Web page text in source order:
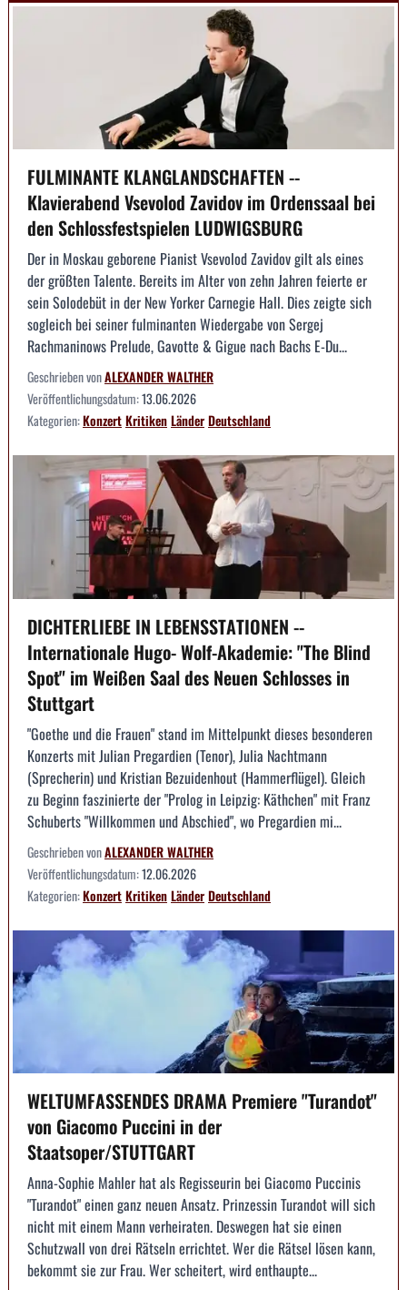
FULMINANTE KLANGLANDSCHAFTEN --
Klavierabend Vsevolod Zavidov im Ordenssaal bei
den Schlossfestspielen LUDWIGSBURG
Der in Moskau geborene Pianist Vsevolod Zavidov gilt als eines
der größten Talente. Bereits im Alter von zehn Jahren feierte er
sein Solodebüt in der New Yorker Carnegie Hall. Dies zeigte sich
sogleich bei seiner fulminanten Wiedergabe von Sergej
Rachmaninows Prelude, Gavotte & Gigue nach Bachs E-Du...
Geschrieben vonALEXANDER WALTHER
Veröffentlichungsdatum:13.06.2026
Kategorien:KonzertKritikenLänderDeutschland
DICHTERLIEBE IN LEBENSSTATIONEN --
Internationale Hugo- Wolf-Akademie: "The Blind
Spot" im Weißen Saal des Neuen Schlosses in
Stuttgart
"Goethe und die Frauen" stand im Mittelpunkt dieses besonderen
Konzerts mit Julian Pregardien (Tenor), Julia Nachtmann
(Sprecherin) und Kristian Bezuidenhout (Hammerflügel). Gleich
zu Beginn faszinierte der "Prolog in Leipzig: Käthchen" mit Franz
Schuberts "Willkommen und Abschied", wo Pregardien mi...
Geschrieben vonALEXANDER WALTHER
Veröffentlichungsdatum:12.06.2026
Kategorien:KonzertKritikenLänderDeutschland
WELTUMFASSENDES DRAMA Premiere "Turandot"
von Giacomo Puccini in der
Staatsoper/STUTTGART
Anna-Sophie Mahler hat als Regisseurin bei Giacomo Puccinis
"Turandot" einen ganz neuen Ansatz. Prinzessin Turandot will sich
nicht mit einem Mann verheiraten. Deswegen hat sie einen
Schutzwall von drei Rätseln errichtet. Wer die Rätsel lösen kann,
bekommt sie zur Frau. Wer scheitert, wird enthaupte...